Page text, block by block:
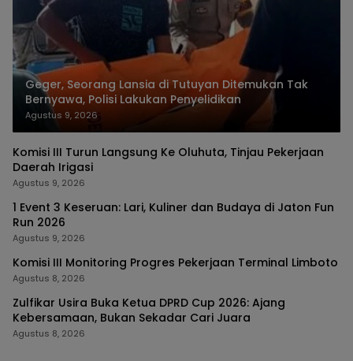
Geger, Seorang Lansia di Tutuyan Ditemukan Tak
Bernyawa, Polisi Lakukan Penyelidikan
Agustus 9, 2026
Komisi III Turun Langsung Ke Oluhuta, Tinjau Pekerjaan
Daerah Irigasi
Agustus 9, 2026
1 Event 3 Keseruan: Lari, Kuliner dan Budaya di Jaton Fun
Run 2026
Agustus 9, 2026
Komisi III Monitoring Progres Pekerjaan Terminal Limboto
Agustus 8, 2026
Zulfikar Usira Buka Ketua DPRD Cup 2026: Ajang
Kebersamaan, Bukan Sekadar Cari Juara
Agustus 8, 2026